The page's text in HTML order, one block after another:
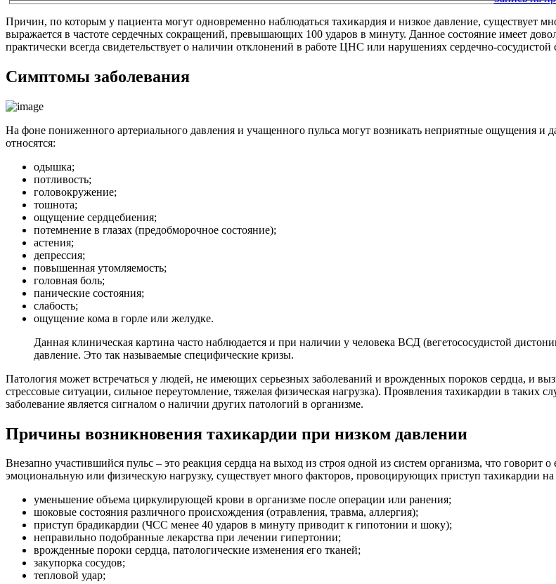
Причин, по которым у пациента могут одновременно наблюдаться тахикардия и низкое давление, существует
выражается в частоте сердечных сокращений, превышающих 100 ударов в минуту. Данное состояние имеет
практически всегда свидетельствует о наличии отклонений в работе ЦНС или нарушениях сердечно-сосудистой
Симптомы заболевания
На фоне пониженного артериального давления и учащенного пульса могут возникать неприятные ощущения
относятся:
одышка;
потливость;
головокружение;
тошнота;
ощущение сердцебиения;
потемнение в глазах (предобморочное состояние);
астения;
депрессия;
повышенная утомляемость;
головная боль;
панические состояния;
слабость;
ощущение кома в горле или желудке.
Данная клиническая картина часто наблюдается и при наличии у человека ВСД (вегетососудистой
давление. Это так называемые специфические кризы.
Патология может встречаться у людей, не имеющих серьезных заболеваний и врожденных пороков сердца, и
стрессовые ситуации, сильное переутомление, тяжелая физическая нагрузка). Проявления тахикардии в таких
заболевание является сигналом о наличии других патологий в организме.
Причины возникновения тахикардии при низком давлении
Внезапно участившийся пульс – это реакция сердца на выход из строя одной из систем организма, что
эмоциональную или физическую нагрузку, существует много факторов, провоцирующих приступ тахикардии
уменьшение объема циркулирующей крови в организме после операции или ранения;
шоковые состояния различного происхождения (отравления, травма, аллергия);
приступ брадикардии (ЧСС менее 40 ударов в минуту приводит к гипотонии и шоку);
неправильно подобранные лекарства при лечении гипертонии;
врожденные пороки сердца, патологические изменения его тканей;
закупорка сосудов;
тепловой удар;